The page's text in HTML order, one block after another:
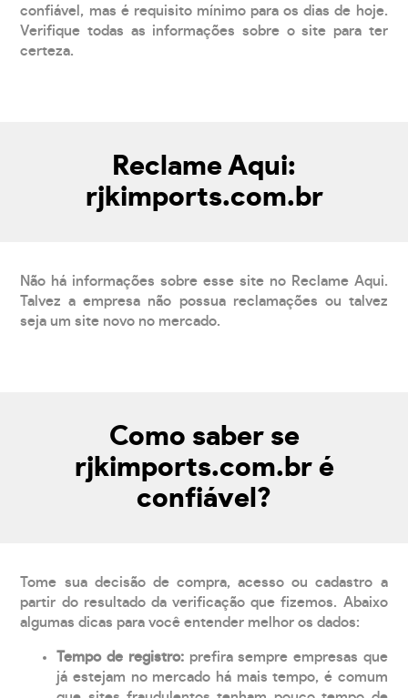
confiável, mas é requisito mínimo para os dias de hoje.
Verifique todas as informações sobre o site para ter
certeza.
Reclame Aqui:
rjkimports.com.br
Não há informações sobre esse site no Reclame Aqui.
Talvez a empresa não possua reclamações ou talvez
seja um site novo no mercado.
Como saber se
rjkimports.com.br é
confiável?
Tome sua decisão de compra, acesso ou cadastro a
partir do resultado da verificação que fizemos. Abaixo
algumas dicas para você entender melhor os dados:
Tempo de registro: prefira sempre empresas que
já estejam no mercado há mais tempo, é comum